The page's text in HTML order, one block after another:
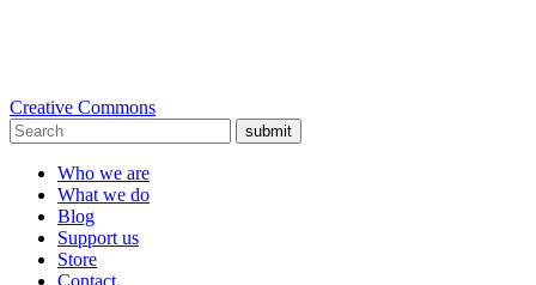
Creative Commons
submit
Who we are
What we do
Blog
Support us
Store
Contact